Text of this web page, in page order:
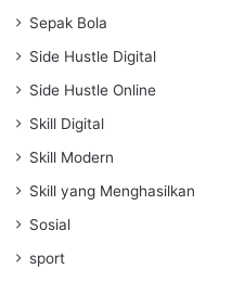
Sepak Bola
Side Hustle Digital
Side Hustle Online
Skill Digital
Skill Modern
Skill yang Menghasilkan
Sosial
sport